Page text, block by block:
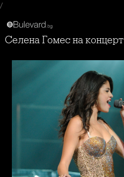
/
Селена Гомес на концерт